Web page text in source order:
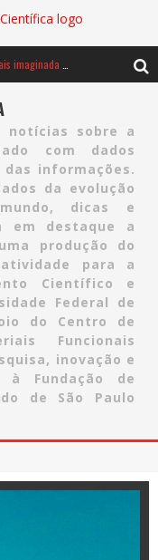
Baú de Histórias - A jamais imaginada aventura com os moinhos de vento
notícias sobre a
com dados
informações.
da evolução
dicas e
em destaque a
produção do
para a
Científico e
Federal de
do Centro de
Funcionais
inovação e
à Fundação de
de São Paulo